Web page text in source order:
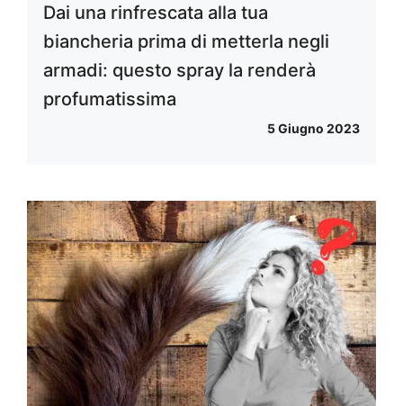
Dai una rinfrescata alla tua
biancheria prima di metterla negli
armadi: questo spray la renderà
profumatissima
5 Giugno 2023